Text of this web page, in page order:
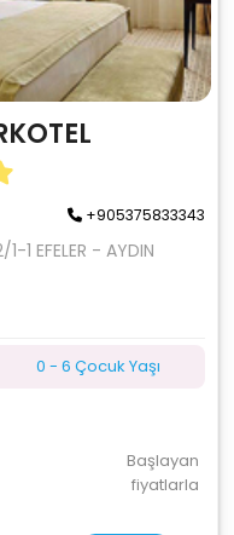
+905375833343
1-1 EFELER - AYDIN
0 - 6 Çocuk Yaşı
Başlayan
fiyatlarla